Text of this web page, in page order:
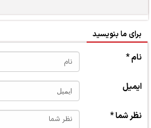
برای ما بنویسید
نام *
ایمیل
نظر شما *